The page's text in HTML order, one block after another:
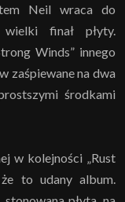
Neil wraca do
finał płyty.
Winds” innego
zaśpiewane na dwa
środkami
w kolejności „Rust
to udany album.